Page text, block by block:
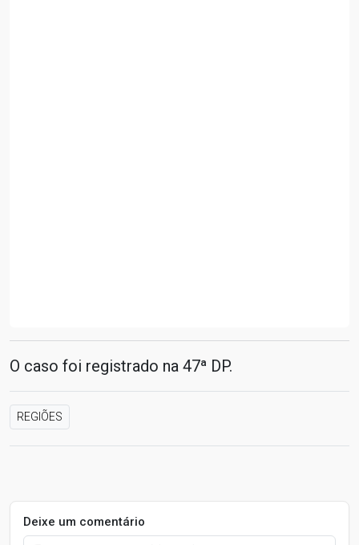
O caso foi registrado na 47ª DP.
REGIÕES
Deixe um comentário